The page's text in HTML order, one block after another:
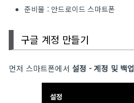
준비물 : 안드로이드 스마트폰
구글 계정 만들기
먼저 스마트폰에서 설정 - 계정 및 백업